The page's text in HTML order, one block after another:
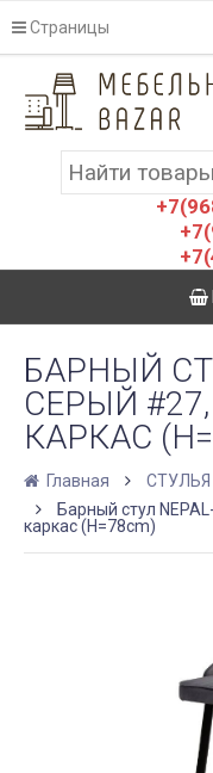
Страницы
БАРНЫЙ
СЕРЫЙ
КАРКАС
Главная
СТУЛЬЯ
Барный стул
каркас (H=78cm)